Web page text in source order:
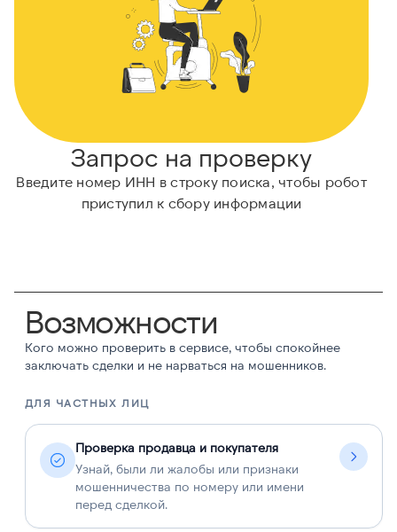
Запрос на проверку
Введите номер ИНН в строку поиска, чтобы робот
приступил к сбору информации
Возможности
Кого можно проверить в сервисе, чтобы спокойнее
заключать сделки и не нарваться на мошенников.
ДЛЯ ЧАСТНЫХ ЛИЦ
Проверка продавца и покупателя
Узнай, были ли жалобы или признаки
мошенничества по номеру или имени
перед сделкой.